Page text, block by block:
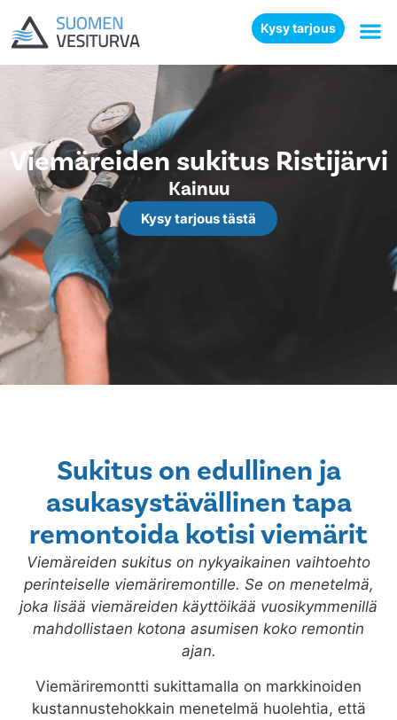
Kysy tarjous
Viemäreiden sukitus Ristijärvi
Kainuu
Kysy tarjous tästä
Sukitus on edullinen ja
asukasystävällinen tapa
remontoida kotisi viemärit
Viemäreiden sukitus on nykyaikainen vaihtoehto
perinteiselle viemäriremontille. Se on menetelmä,
joka lisää viemäreiden käyttöikää vuosikymmenillä
mahdollistaen kotona asumisen koko remontin
ajan.
Viemäriremontti sukittamalla on markkinoiden
kustannustehokkain menetelmä huolehtia, että